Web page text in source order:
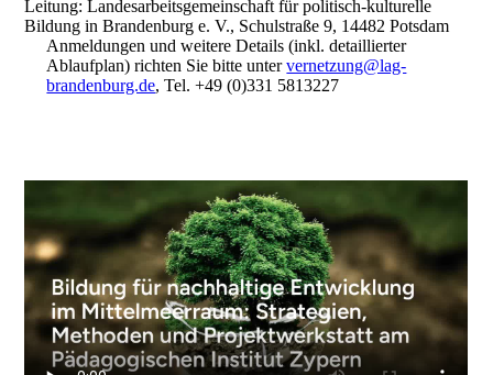
Leitung: Landesarbeitsgemeinschaft für politisch-kulturelle
Bildung in Brandenburg e. V., Schulstraße 9, 14482 Potsdam
Anmeldungen und weitere Details (inkl. detaillierter
Ablaufplan) richten Sie bitte untervernetzung@lag-
brandenburg.de, Tel. +49 (0)331 5813227